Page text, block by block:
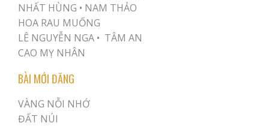
NHẤT HÙNG • NAM THẢO
HOA RAU MUỐNG
LÊ NGUYỄN NGA • TÂM AN
CAO MỴ NHÂN
BÀI MỚI ĐĂNG
VÀNG NỖI NHỚ
ĐẤT NÚI